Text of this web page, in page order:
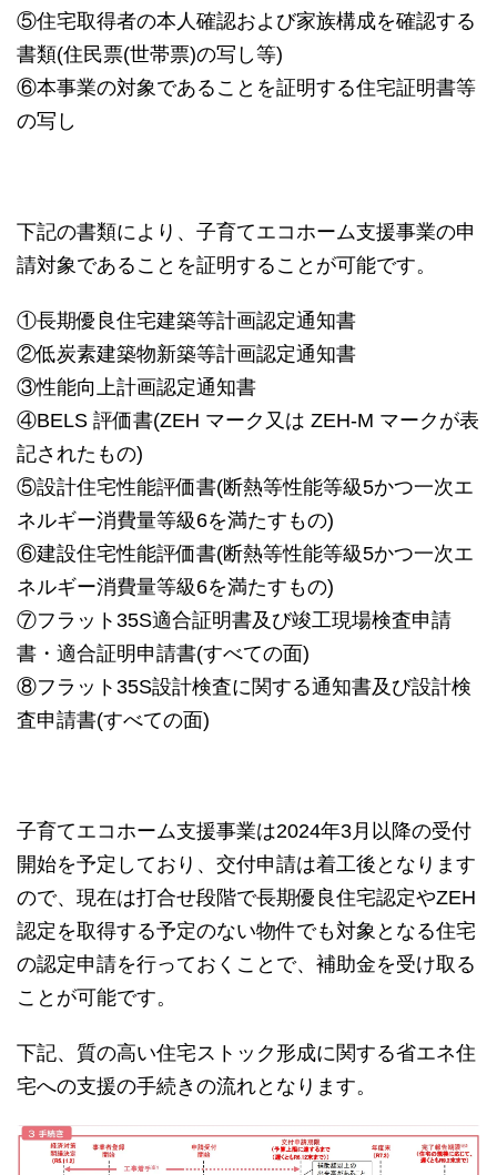
⑤住宅取得者の本人確認および家族構成を確認する
書類(住民票(世帯票)の写し等)
⑥本事業の対象であることを証明する住宅証明書等
の写し
下記の書類により、子育てエコホーム支援事業の申
請対象であることを証明することが可能です。
①長期優良住宅建築等計画認定通知書
②低炭素建築物新築等計画認定通知書
③性能向上計画認定通知書
④BELS 評価書(ZEH マーク又は ZEH-M マークが表
記されたもの)
⑤設計住宅性能評価書(断熱等性能等級5かつ一次エ
ネルギー消費量等級6を満たすもの)
⑥建設住宅性能評価書(断熱等性能等級5かつ一次エ
ネルギー消費量等級6を満たすもの)
⑦フラット35S適合証明書及び竣工現場検査申請
書・適合証明申請書(すべての面)
⑧フラット35S設計検査に関する通知書及び設計検
査申請書(すべての面)
子育てエコホーム支援事業は2024年3月以降の受付
開始を予定しており、交付申請は着工後となります
ので、現在は打合せ段階で長期優良住宅認定やZEH
認定を取得する予定のない物件でも対象となる住宅
の認定申請を行っておくことで、補助金を受け取る
ことが可能です。
下記、質の高い住宅ストック形成に関する省エネ住
宅への支援の手続きの流れとなります。